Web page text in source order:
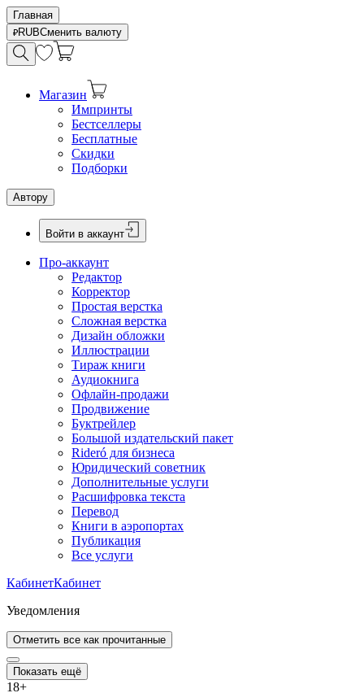
Главная
RUBСменить валюту
Магазин
Импринты
Бестселлеры
Бесплатные
Скидки
Подборки
Автору
Войти в аккаунт
Про-аккаунт
Редактор
Корректор
Простая верстка
Сложная верстка
Дизайн обложки
Иллюстрации
Тираж книги
Аудиокнига
Офлайн-продажи
Продвижение
Буктрейлер
Большой издательский пакет
Rideró для бизнеса
Юридический советник
Дополнительные услуги
Расшифровка текста
Перевод
Книги в аэропортах
Публикация
Все услуги
КабинетКабинет
Уведомления
Отметить все как прочитанные
Показать ещё
18+